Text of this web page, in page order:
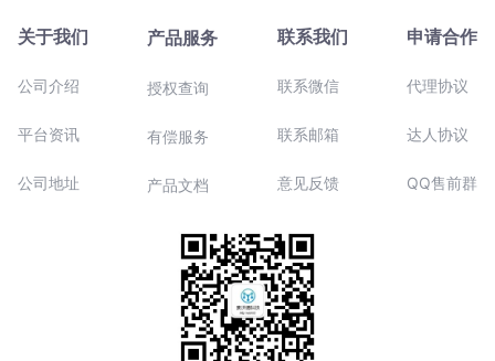
关于我们
公司介绍
平台资讯
公司地址
产品服务
授权查询
有偿服务
产品文档
联系我们
联系微信
联系邮箱
意见反馈
申请合作
代理协议
达人协议
QQ售前群